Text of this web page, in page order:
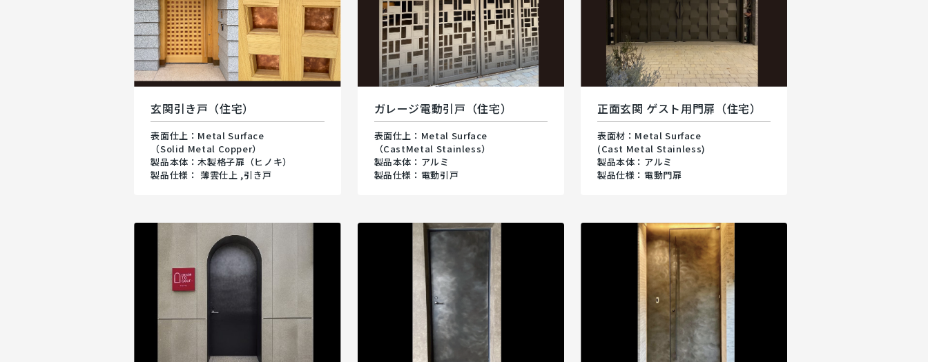
玄関引き戸（住宅）
表面仕上：Metal Surface
（Solid Metal Copper）
製品本体：木製格子扉（ヒノキ）
製品仕様： 薄雲仕上 ,引き戸
ガレージ電動引戸（住宅）
表面仕上：Metal Surface
（CastMetal Stainless）
製品本体：アルミ
製品仕様：電動引戸
正面玄関 ゲスト用門扉（住宅）
表面材：Metal Surface
(Cast Metal Stainless)
製品本体：アルミ
製品仕様：電動門扉